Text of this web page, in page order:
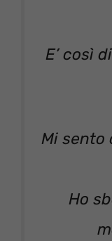
E’ così
Mi sento
Ho